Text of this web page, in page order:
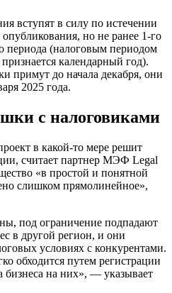
вступят в силу по истечении
но не ранее 1-го
периода (налоговым периодом
календарный год).
примут до начала декабря, они
2025 года.
с налоговиками
в какой-то мере решит
считает партнер МЭФ Legal
«в простой и понятной
слишком прямолинейное»,
под ограничение подпадают
в другой регион, и они
условиях с конкурентами.
обходится путем регистрации
на них», — указывает